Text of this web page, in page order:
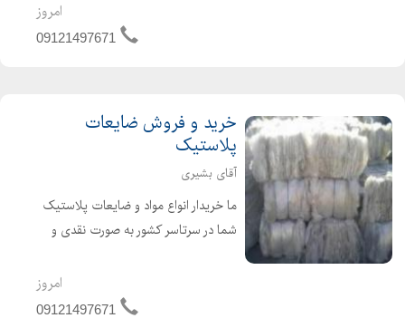
کافیست با ما تماس بگیرید. مواد اولیه
امروز
09121497671
خرید و فروش ضایعات
پلاستیک
آقای بشیری
ما خریدار انواع مواد و ضایعات پلاستیک
شما در سرتاسر کشور به صورت نقدی و
کافیست با ما تماس بگیرید. مواد اولیه
امروز
09121497671